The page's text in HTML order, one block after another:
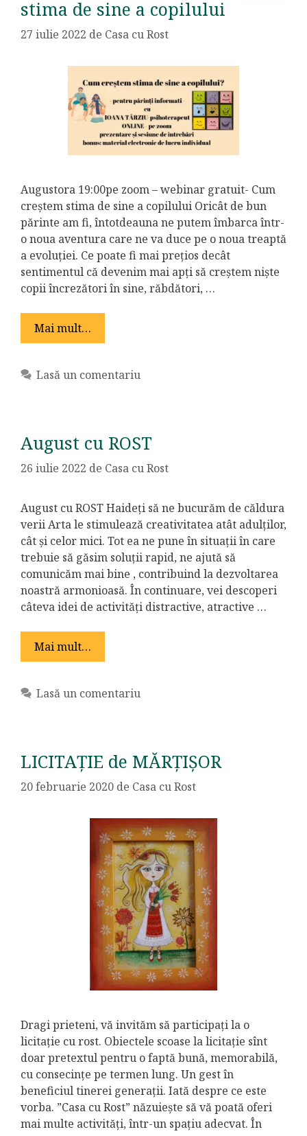
stima de sine a copilului
27 iulie 2022 de Casa cu Rost
Augustora 19:00pe zoom – webinar gratuit- Cum
creștem stima de sine a copilului Oricât de bun
părinte am fi, întotdeauna ne putem îmbarca într-
o noua aventura care ne va duce pe o noua treaptă
a evoluției. Ce poate fi mai prețios decât
sentimentul că devenim mai apți să creștem niște
copii încrezători în sine, răbdători, …
Mai mult…
Lasă un comentariu
August cu ROST
26 iulie 2022 de Casa cu Rost
August cu ROST Haideți să ne bucurăm de căldura
verii Arta le stimulează creativitatea atât adulților,
cât și celor mici. Tot ea ne pune în situații în care
trebuie să găsim soluții rapid, ne ajută să
comunicăm mai bine , contribuind la dezvoltarea
noastră armonioasă. În continuare, vei descoperi
câteva idei de activități distractive, atractive …
Mai mult…
Lasă un comentariu
LICITAȚIE de MĂRȚIȘOR
20 februarie 2020 de Casa cu Rost
Dragi prieteni, vă invităm să participați la o
licitație cu rost. Obiectele scoase la licitație sînt
doar pretextul pentru o faptă bună, memorabilă,
cu consecințe pe termen lung. Un gest în
beneficiul tinerei generații. Iată despre ce este
vorba. ”Casa cu Rost” năzuiește să vă poată oferi
mai multe activități, într-un spațiu adecvat. În